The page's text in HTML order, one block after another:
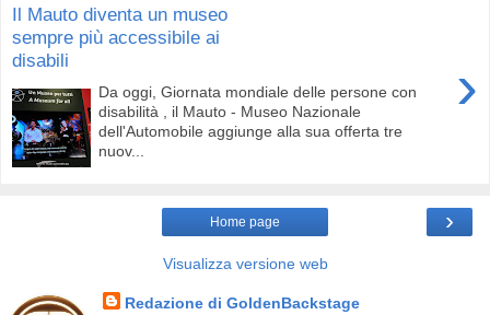
Il Mauto diventa un museo
sempre più accessibile ai
disabili
›
Da oggi, Giornata mondiale delle persone con
disabilità , il Mauto - Museo Nazionale
dell'Automobile aggiunge alla sua offerta tre
nuov...
›
Home page
Visualizza versione web
Redazione di GoldenBackstage